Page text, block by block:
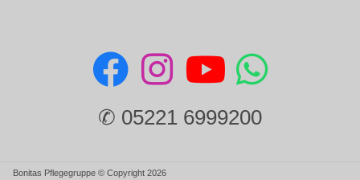
✆ 05221 6999200
Bonitas Pflegegruppe © Copyright 2026